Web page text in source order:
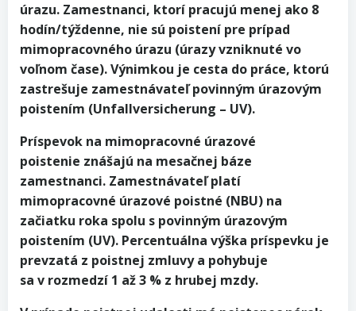
úrazu. Zamestnanci, ktorí pracujú menej ako 8
hodín/týždenne, nie sú poistení pre prípad
mimopracovného úrazu (úrazy vzniknuté vo
voľnom čase). Výnimkou je cesta do práce, ktorú
zastrešuje zamestnávateľ povinným úrazovým
poistením (Unfallversicherung – UV).
Príspevok na mimopracovné úrazové
poistenie znášajú na mesačnej báze
zamestnanci. Zamestnávateľ platí
mimopracovné úrazové poistné (NBU) na
začiatku roka spolu s povinným úrazovým
poistením (UV). Percentuálna výška príspevku je
prevzatá z poistnej zmluvy a pohybuje
sa v rozmedzí 1 až 3 % z hrubej mzdy.